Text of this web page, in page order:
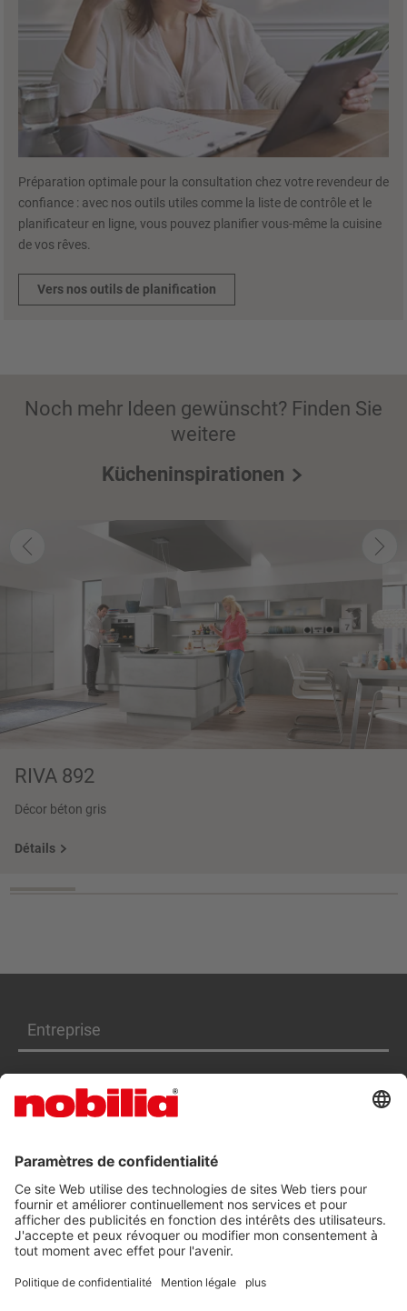
Préparation optimale pour la consultation chez votre revendeur de
confiance : avec nos outils utiles comme la liste de contrôle et le
planificateur en ligne, vous pouvez planifier vous-même la cuisine
de vos rêves.
Vers nos outils de planification
Noch mehr Ideen gewünscht? Finden Sie
weitere
Kücheninspirationen
RIVA 892
Décor béton gris
Détails
Entreprise
Produits
DÉCLARATION D'ACCESSIBILITÉ
CGV